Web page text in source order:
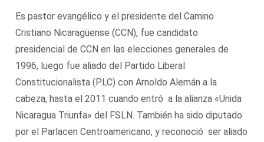
Es pastor evangélico y el presidente del Camino
Cristiano Nicaragüense (CCN), fue candidato
presidencial de CCN en las elecciones generales de
1996, luego fue aliado del Partido Liberal
Constitucionalista (PLC) con Arnoldo Alemán a la
cabeza, hasta el 2011 cuando entró a la alianza «Unida
Nicaragua Triunfa» del FSLN. También ha sido diputado
por el Parlacen Centroamericano, y reconoció ser aliado